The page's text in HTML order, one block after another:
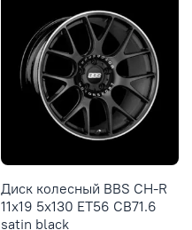
Диск колесный BBS CH-R
11x19 5x130 ET56 CB71.6
satin black